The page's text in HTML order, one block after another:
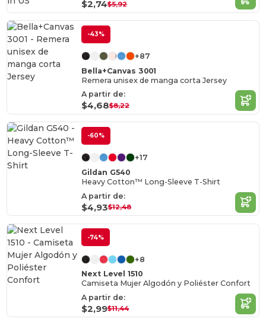
$2,74$5,92
-43%
+87
Bella+Canvas 3001
Remera unisex de manga corta Jersey
A partir de:
$4,68$8,22
-60%
+17
Gildan G540
Heavy Cotton™ Long-Sleeve T-Shirt
A partir de:
$4,93$12,48
-74%
+8
Next Level 1510
Camiseta Mujer Algodón y Poliéster Confort
A partir de:
$2,99$11,44